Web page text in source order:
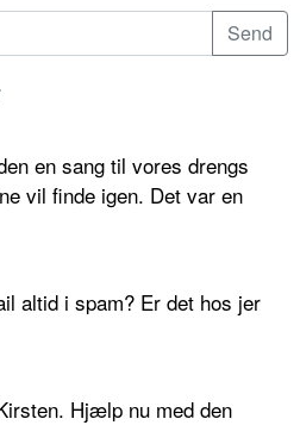
en sang til vores drengs
vil finde igen. Det var en
altid i spam? Er det hos jer
Hjælp nu med den